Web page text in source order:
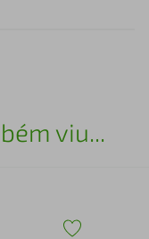
viu...